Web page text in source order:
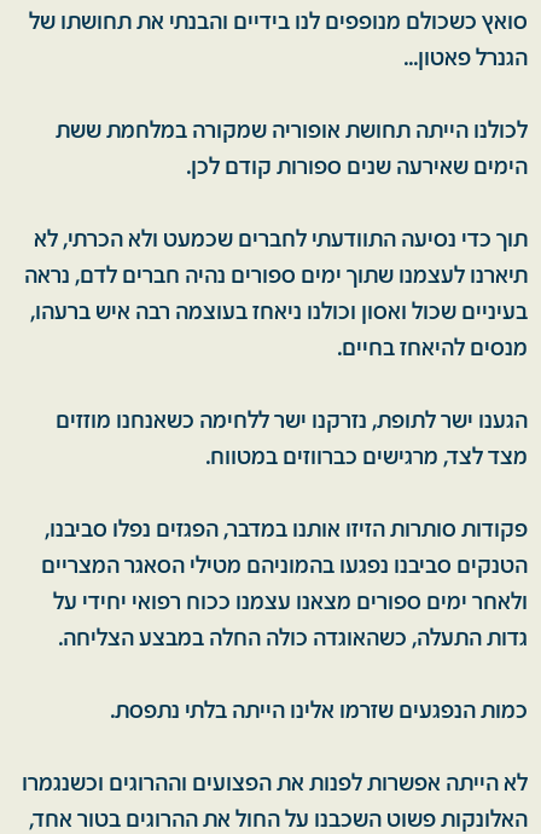
סואץ כשכולם מנופפים לנו בידיים והבנתי את תחושתו של
הגנרל פאטון...
לכולנו הייתה תחושת אופוריה שמקורה במלחמת ששת
הימים שאירעה שנים ספורות קודם לכן.
תוך כדי נסיעה התוודעתי לחברים שכמעט ולא הכרתי, לא
תיארנו לעצמנו שתוך ימים ספורים נהיה חברים לדם, נראה
בעיניים שכול ואסון וכולנו ניאחז בעוצמה רבה איש ברעהו,
מנסים להיאחז בחיים.
הגענו ישר לתופת, נזרקנו ישר ללחימה כשאנחנו מוזזים
מצד לצד, מרגישים כברווזים במטווח.
פקודות סותרות הזיזו אותנו במדבר, הפגזים נפלו סביבנו,
הטנקים סביבנו נפגעו בהמוניהם מטילי הסאגר המצריים
ולאחר ימים ספורים מצאנו עצמנו ככוח רפואי יחידי על
גדות התעלה, כשהאוגדה כולה החלה במבצע הצליחה.
כמות הנפגעים שזרמו אלינו הייתה בלתי נתפסת.
לא הייתה אפשרות לפנות את הפצועים וההרוגים וכשנגמרו
האלונקות פשוט השכבנו על החול את ההרוגים בטור אחד,